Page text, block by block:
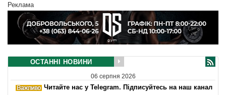
Реклама
ОСТАННІ НОВИНИ
06 серпня 2026
Читайте нас у Telegram. Підписуйтесь на наш канал